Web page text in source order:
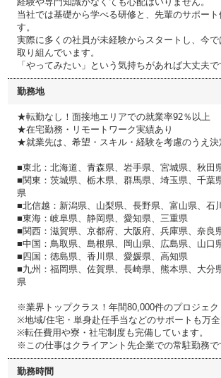
当社では基礎から学べる研修と、先輩のサポート
す。
実際に多くの社員が未経験からスタートし、今
取り組んでいます。
「やってみたい」という気持ちがあれば大丈夫で
勤務地
★転勤なし！面接地エリアでの就業率92％以上
★在宅勤務・リモートワーク実績あり
★就業先は、希望・スキル・経験を考慮のうえ決
■東北：北海道、青森県、岩手県、宮城県、秋田
■関東：茨城県、栃木県、群馬県、埼玉県、千葉
県
■北信越：新潟県、山梨県、長野県、富山県、石
■東海：岐阜県、静岡県、愛知県、三重県
■関西：滋賀県、京都府、大阪府、兵庫県、奈良
■中国：鳥取県、島根県、岡山県、広島県、山口
■四国：徳島県、香川県、愛媛県、高知県
■九州：福岡県、佐賀県、長崎県、熊本県、大分
県
※業界トップクラス！年間80,000件のプロジェク
※地域/住宅・単身赴任手当などのサポートも万全
※転任費用や寮・社宅制度も完備しています。
※この仕事はクライアント先企業での常駐勤務で
勤務時間